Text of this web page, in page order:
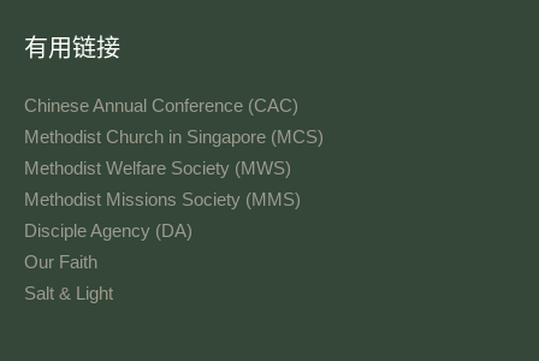
有用链接
Chinese Annual Conference (CAC)
Methodist Church in Singapore (MCS)
Methodist Welfare Society (MWS)
Methodist Missions Society (MMS)
Disciple Agency (DA)
Our Faith
Salt & Light